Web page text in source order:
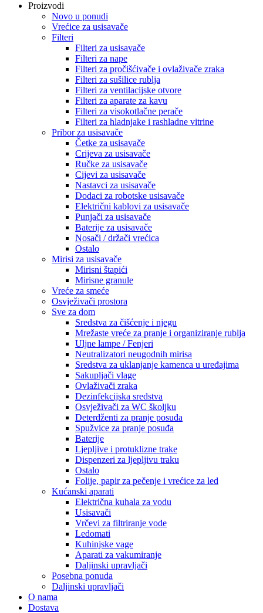
Proizvodi
Novo u ponudi
Vrećice za usisavače
Filteri
Filteri za usisavače
Filteri za nape
Filteri za pročišćivače i ovlaživače zraka
Filteri za sušilice rublja
Filteri za ventilacijske otvore
Filteri za aparate za kavu
Filteri za visokotlačne perače
Filteri za hladnjake i rashladne vitrine
Pribor za usisavače
Četke za usisavače
Crijeva za usisavače
Ručke za usisavače
Cijevi za usisavače
Nastavci za usisavače
Dodaci za robotske usisavače
Električni kablovi za usisavače
Punjači za usisavače
Baterije za usisavače
Nosači / držači vrećica
Ostalo
Mirisi za usisavače
Mirisni štapići
Mirisne granule
Vreće za smeće
Osvježivači prostora
Sve za dom
Sredstva za čišćenje i njegu
Mrežaste vreće za pranje i organiziranje rublja
Uljne lampe / Fenjeri
Neutralizatori neugodnih mirisa
Sredstva za uklanjanje kamenca u uređajima
Sakupljači vlage
Ovlaživači zraka
Dezinfekcijska sredstva
Osvježivači za WC školjku
Deterdženti za pranje posuđa
Spužvice za pranje posuđa
Baterije
Ljepljive i protuklizne trake
Dispenzeri za ljepljivu traku
Ostalo
Folije, papir za pečenje i vrećice za led
Kućanski aparati
Električna kuhala za vodu
Usisavači
Vrčevi za filtriranje vode
Ledomati
Kuhinjske vage
Aparati za vakumiranje
Daljinski upravljači
Posebna ponuda
Daljinski upravljači
O nama
Dostava